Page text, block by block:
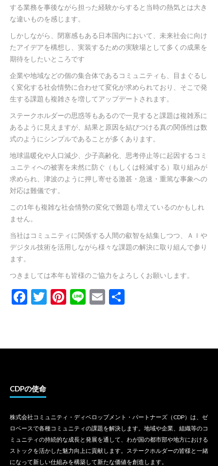
する業務を事後ながら担った経験からすると当時の熱気とは大き
な違いものを感じます。
しかしながら、閉塞感もある日本国内において、未来社会に向け
たアイデアを構想し、実装するための実験場として多くの成果を
期待をしたいところです
企業や地域などの個の集合体であるコミュニティも、目まぐるし
く変化する社会情勢に合わせて変化が求められており、そこで発
生する課題も複雑さを増してアップデートされます。
ステークホルダーの思惑等もあるので一見すると課題は複雑系に
あるように見えますが、結果と原因を結びつける真の関係性は数
式のようにシンプルであることが多くあります。
地球温暖化や人口減少、少子高齢化、思考停止等に起因するコミ
ュニティへの被害を未然に防ぐ（もしくは軽減する）取り組みが
求められ、津波のように押し寄せる激甚・急速・重篤な事象への
対応は難儀です。
この1年も複雑な社会情勢の変化で難題も増えているのかもしれ
ません。
当社はコミュニティに関係する人間の叡智を結集しつつ、ＡＩや
デジタル技術を活用しながら様々な課題の解決に取り組んで参り
ます。
つきましては本年も皆様のご協力をよろしくお願いします。
Facebook
Twitter
Pinterest
LineEmail
CDPの使命
株式会社コミュニティ・ディベロップメント・パートナーズ（CDP）は、ゼ
ロベースで各種コミュニティの課題を解決します。地域や企業、組織等のコ
ミュニティの持続的な成長と発展を通して、わが国の都市部や地方における
ストックを活かした魅力向上に貢献します。ステークホルダーの皆様と一緒
になって新しい仕組みを構築して新たな価値を創造します。